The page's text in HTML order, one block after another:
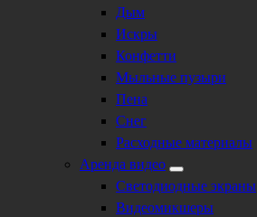
Дым
Искры
Конфетти
Мыльные пузыри
Пена
Снег
Расходные материалы
Аренда видео
Светодиодные экраны
Видеомикшеры